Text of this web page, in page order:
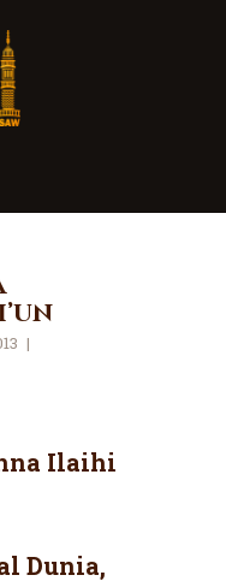
Ilaihi
Dunia,